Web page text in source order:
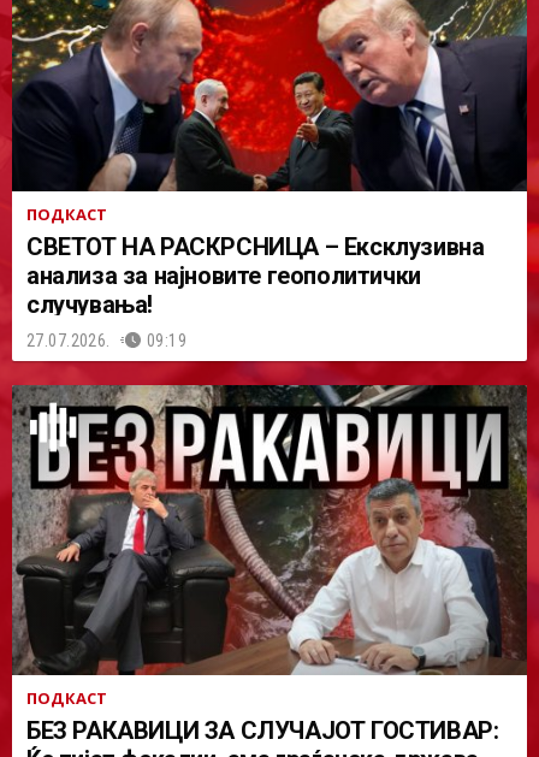
ПОДКАСТ
СВЕТОТ НА РАСКРСНИЦА – Ексклузивна
анализа за најновите геополитички
случувања!
27.07.2026. 09:19
ПОДКАСТ
БЕЗ РАКАВИЦИ ЗА СЛУЧАЈОТ ГОСТИВАР: